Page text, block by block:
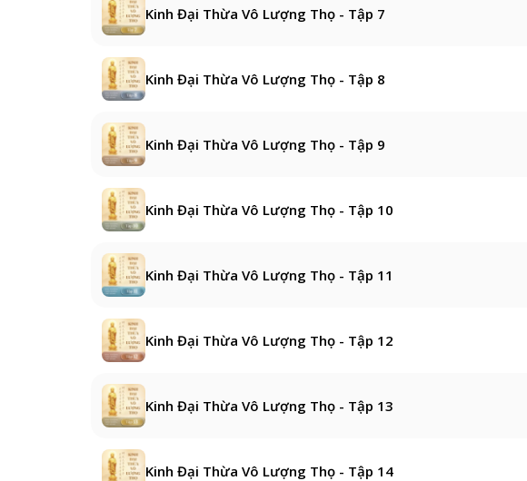
Kinh Đại Thừa Vô Lượng Thọ - Tập 7
Kinh Đại Thừa Vô Lượng Thọ - Tập 8
Kinh Đại Thừa Vô Lượng Thọ - Tập 9
Kinh Đại Thừa Vô Lượng Thọ - Tập 10
Kinh Đại Thừa Vô Lượng Thọ - Tập 11
Kinh Đại Thừa Vô Lượng Thọ - Tập 12
Kinh Đại Thừa Vô Lượng Thọ - Tập 13
Kinh Đại Thừa Vô Lượng Thọ - Tập 14